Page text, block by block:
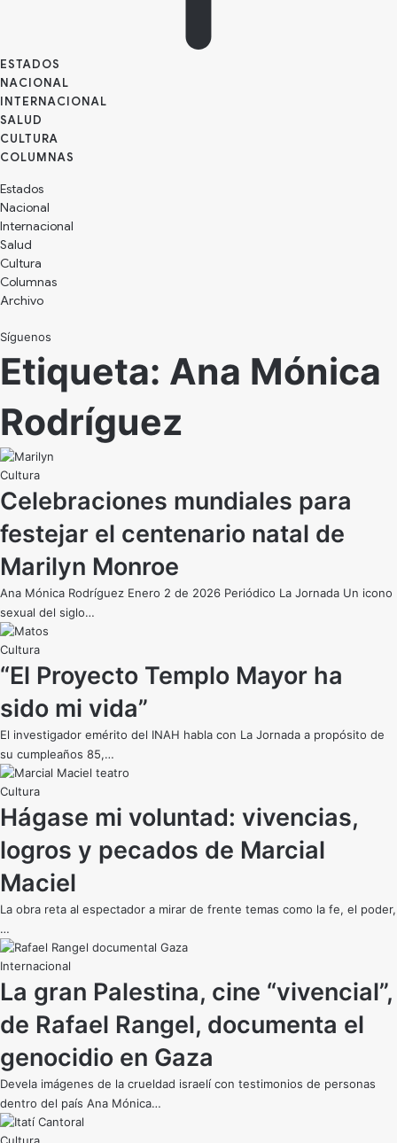
ESTADOS
NACIONAL
INTERNACIONAL
SALUD
CULTURA
Estados
Nacional
Internacional
Salud
Cultura
Archivo
Síguenos
Etiqueta: Ana Mónica
Rodríguez
Cultura
Celebraciones mundiales para
festejar el centenario natal de
Marilyn Monroe
Ana Mónica Rodríguez Enero 2 de 2026 Periódico La Jornada Un icono
sexual del siglo…
Cultura
“El Proyecto Templo Mayor ha
sido mi vida”
El investigador emérito del INAH habla con La Jornada a propósito de
su cumpleaños 85,…
Cultura
Hágase mi voluntad: vivencias,
logros y pecados de Marcial
Maciel
La obra reta al espectador a mirar de frente temas como la fe, el poder,
…
Internacional
La gran Palestina, cine “vivencial”,
de Rafael Rangel, documenta el
genocidio en Gaza
Devela imágenes de la crueldad israelí con testimonios de personas
dentro del país Ana Mónica…